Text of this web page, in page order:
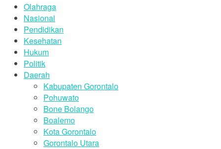
Olahraga
Nasional
Pendidikan
Kesehatan
Hukum
Politik
Daerah
Kabupaten Gorontalo
Pohuwato
Bone Bolango
Boalemo
Kota Gorontalo
Gorontalo Utara